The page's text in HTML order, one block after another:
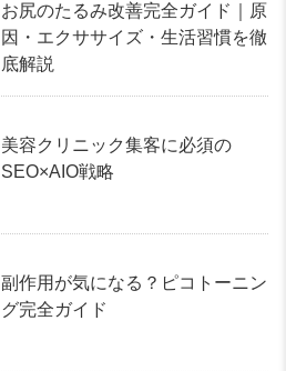
お尻のたるみ改善完全ガイド｜原
因・エクササイズ・生活習慣を徹
底解説
美容クリニック集客に必須の
SEO×AIO戦略
副作用が気になる？ピコトーニン
グ完全ガイド